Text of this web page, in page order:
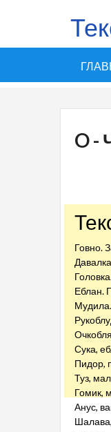
O
Говно.
Еблан.
Сука,
Пидор,
Туз,
Гомик,
Анус,